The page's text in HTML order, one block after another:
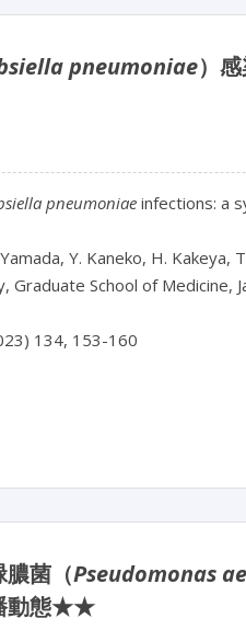
pneumoniae）
pneumoniae infections: a
Y. Kaneko, H. Kakeya,
School of Medicine,
134, 153-160
菌（Pseudomonas
動態★★